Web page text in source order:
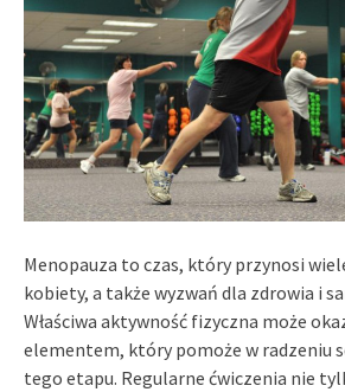
Menopauza to czas, który przynosi
kobiety, a także wyzwań dla zdrowia i
Właściwa aktywność fizyczna może
elementem, który pomoże w radzeniu
tego etapu. Regularne ćwiczenia nie